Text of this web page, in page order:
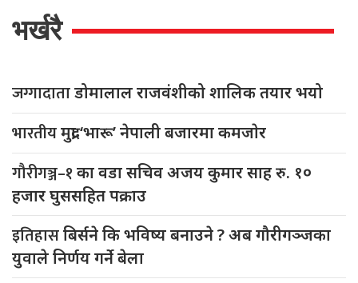
भर्खरै
जग्गादाताडोमालाल राजवंशीको शालिक तयार भयो
भारतीयमुद्रा ‘भारू’ नेपाली बजारमा कमजाेर
गौरीगञ्ज–१का वडा सचिव अजय कुमार साह रु. १०
हजार घुससहित पक्राउ
इतिहासबिर्सने कि भविष्य बनाउने ? अब गौरीगञ्जका
युवाले निर्णय गर्ने बेला